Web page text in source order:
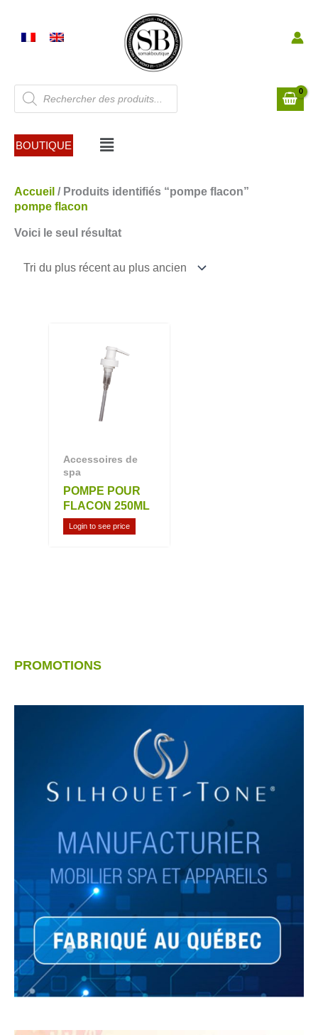
contenu
Recherche
de
produits
BOUTIQUE Menu
PROMOTIONS
Accueil / Produits identifiés “pompe flacon”
pompe flacon
Voici le seul résultat
Accessoires de
spa
POMPE POUR
FLACON 250ML
Login to see price